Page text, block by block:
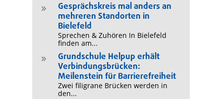
9
Gesprächskreis mal anders an
mehreren Standorten in
Bielefeld
Sprechen & Zuhören In Bielefeld
finden am...
9
Grundschule Helpup erhält
Verbindungsbrücken:
Meilenstein für Barrierefreiheit
Zwei filigrane Brücken werden in
den...